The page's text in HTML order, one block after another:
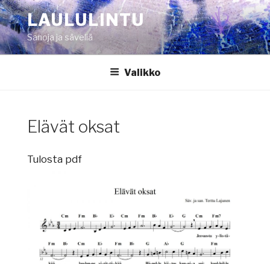
Siirry
sisältöönLAULULINTU
Sanoja ja säveliä
Valikko
Elävät oksat
Tulosta pdf